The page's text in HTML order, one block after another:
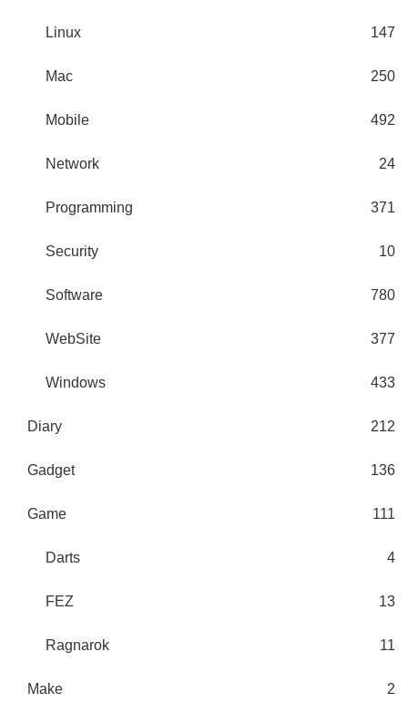
Linux 147
Mac 250
Mobile 492
Network 24
Programming 371
Security 10
Software 780
WebSite 377
Windows 433
Diary 212
Gadget 136
Game 111
Darts 4
FEZ 13
Ragnarok 11
Make 2